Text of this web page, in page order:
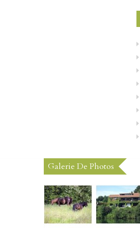
Galerie De Photos